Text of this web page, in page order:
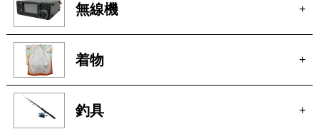
無線機 +
着物 +
釣具 +